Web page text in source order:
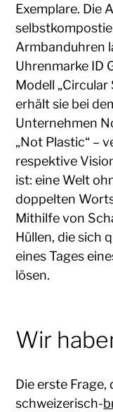
Exemplare. Die
Armbanduhren
Uhrenmarke ID
Modell
erhält sie bei
Unternehmen
„Not Plastic“ –
respektive
ist: eine Welt
doppelten
Mithilfe von
Hüllen, die sich
eines Tages
lösen.
Wir
Die erste Frage,
schweizerisch-